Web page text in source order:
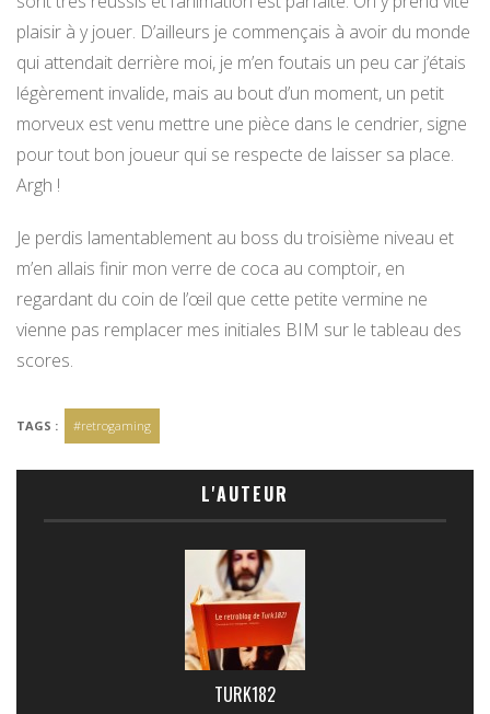
plaisir à y jouer. D’ailleurs je commençais à avoir du monde
qui attendait derrière moi, je m’en foutais un peu car j’étais
légèrement invalide, mais au bout d’un moment, un petit
morveux est venu mettre une pièce dans le cendrier, signe
pour tout bon joueur qui se respecte de laisser sa place.
Argh !
Je perdis lamentablement au boss du troisième niveau et
m’en allais finir mon verre de coca au comptoir, en
regardant du coin de l’œil que cette petite vermine ne
vienne pas remplacer mes initiales BIM sur le tableau des
scores.
TAGS : #retrogaming
L'AUTEUR
TURK182